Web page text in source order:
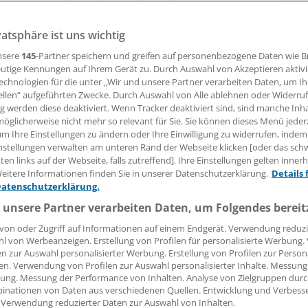
Typ-2-Diabetes sind GLP-1-RA und SGLT2-Inhibitoren,
Medikamenten, offenbar mit einem
und andere Demenzerkrankungen assoziiert. Das
Forschende in einer neuen Kohortenstudie.
Leserin, lieber Leser,
Beitrag können Sie lesen, sobald Sie sich eingeloggt
Jetzt anmelden »
Kostenlos
vergessen?
Problem beim Login?
ist mit wenigen Klicks erledigt und kostenlos.
ist uns wichtig
145-Partner speichern und greifen auf personenbezogene Daten wie
Kennungen auf Ihrem Gerät zu. Durch Auswahl von Akzeptieren
für die unter „Wir und unsere Partner verarbeiten Daten, um
aufgeführten Zwecke. Durch Auswahl von Alle ablehnen oder
werden diese deaktiviert. Wenn Tracker deaktiviert sind, sind manche
nicht mehr so relevant für Sie. Sie können dieses Menü
Ihre Einstellungen zu ändern oder Ihre Einwilligung zu widerrufen, indem
verwalten am unteren Rand der Webseite klicken [oder das
links auf der Webseite, falls zutreffend]. Ihre Einstellungen gelten
Informationen finden Sie in unserer Datenschutzerklärung. Details
Partner verarbeiten Daten, um Folgendes
oder Zugriff auf Informationen auf einem Endgerät. Verwendung
von Werbeanzeigen. Erstellung von Profilen für personalisierte
zur Auswahl personalisierter Werbung. Erstellung von Profilen zur
Verwendung von Profilen zur Auswahl personalisierter Inhalte.
Messung der Performance von Inhalten. Analyse von Zielgruppen
von Daten aus verschiedenen Quellen. Entwicklung und
reduzierter Daten zur Auswahl von Inhalten.